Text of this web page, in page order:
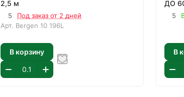
2,5 м
5
Под заказ от 2 дней
Арт. Bergen 10 196L
В корзину
5
В